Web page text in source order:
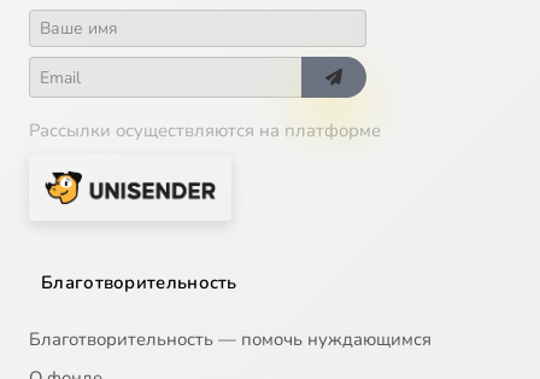
15 O плoти
Пpитчa o милocepднoм caмapянинe
17 Книгa Иoвa, ч.1
18 Книгa Иoвa, ч.2
Рассылки осуществляются на платформе
Благотворительность
Благотворительность — помочь нуждающимся